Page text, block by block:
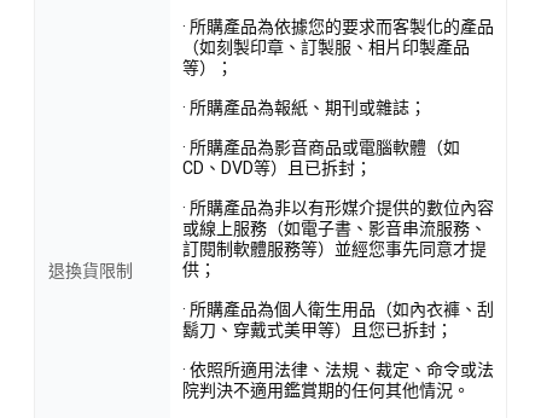
退換貨限制
· 所購產品為依據您的要求而客製化的產品
（如刻製印章、訂製服、相片印製產品
等）；
· 所購產品為報紙、期刊或雜誌；
· 所購產品為影音商品或電腦軟體（如
CD、DVD等）且已拆封；
· 所購產品為非以有形媒介提供的數位內容
或線上服務（如電子書、影音串流服務、
訂閱制軟體服務等）並經您事先同意才提
供；
· 所購產品為個人衛生用品（如內衣褲、刮
鬍刀、穿戴式美甲等）且您已拆封；
· 依照所適用法律、法規、裁定、命令或法
院判決不適用鑑賞期的任何其他情況。